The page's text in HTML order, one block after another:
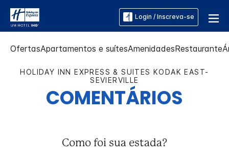
Login / Inscreva-se
OfertasApartamentos e suítesAmenidadesRestaurante
HOLIDAY INN EXPRESS & SUITES KODAK EAST-
SEVIERVILLE
COMENTÁRIOS
Como foi sua estada?